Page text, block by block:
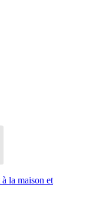
la maison et